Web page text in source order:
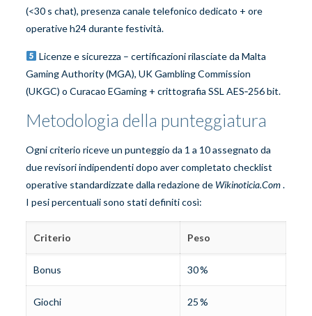
(<30 s chat), presenza canale telefonico dedicato + ore
operative h24 durante festività.
Licenze e sicurezza – certificazioni rilasciate da Malta
Gaming Authority (MGA), UK Gambling Commission
(UKGC) o Curacao EGaming + crittografia SSL AES‑256 bit.
Metodologia della punteggiatura
Ogni criterio riceve un punteggio da 1 a 10 assegnato da
due revisori indipendenti dopo aver completato checklist
operative standardizzate dalla redazione de Wikinoticia.Com.
I pesi percentuali sono stati definiti così:
Criterio Peso
Bonus 30 %
Giochi 25 %